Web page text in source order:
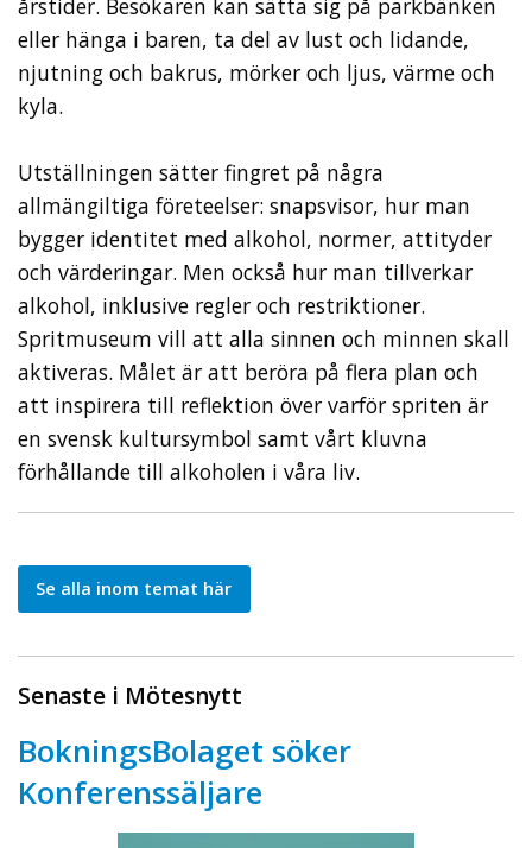
årstider. Besökaren kan sätta sig på parkbänken
eller hänga i baren, ta del av lust och lidande,
njutning och bakrus, mörker och ljus, värme och
kyla.
Utställningen sätter fingret på några
allmängiltiga företeelser: snapsvisor, hur man
bygger identitet med alkohol, normer, attityder
och värderingar. Men också hur man tillverkar
alkohol, inklusive regler och restriktioner.
Spritmuseum vill att alla sinnen och minnen skall
aktiveras. Målet är att beröra på flera plan och
att inspirera till reflektion över varför spriten är
en svensk kultursymbol samt vårt kluvna
förhållande till alkoholen i våra liv.
Se alla inom temat här
Senaste i Mötesnytt
BokningsBolaget söker
Konferenssäljare